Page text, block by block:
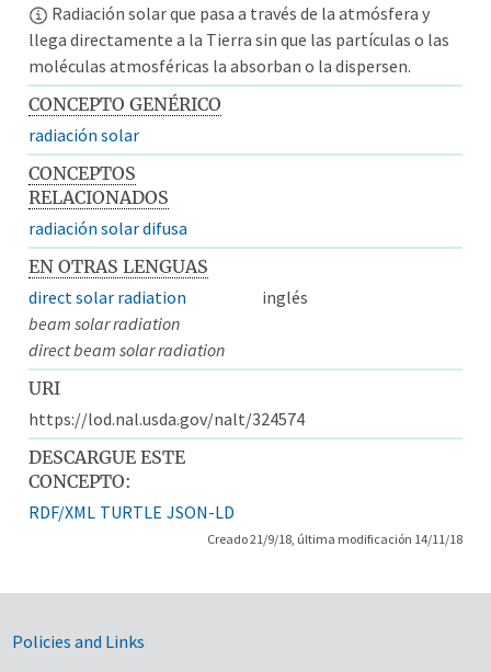
Radiación solar que pasa a través de la atmósfera y
llega directamente a la Tierra sin que las partículas o las
moléculas atmosféricas la absorban o la dispersen.
CONCEPTO GENÉRICO
radiación solar
CONCEPTOS
RELACIONADOS
radiación solar difusa
EN OTRAS LENGUAS
direct solar radiation
inglés
beam solar radiation
direct beam solar radiation
URI
https://lod.nal.usda.gov/nalt/324574
DESCARGUE ESTE
CONCEPTO:
RDF/XML TURTLE JSON-LD
Creado 21/9/18, última modificación 14/11/18
Government Links
Policies and Links